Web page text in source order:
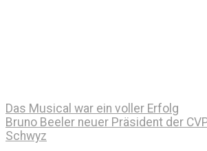
Das Musical war ein voller Erfolg
Bruno Beeler neuer Präsident der
Schwyz